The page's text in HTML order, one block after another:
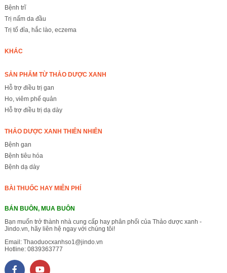
Bệnh trĩ
Trị nấm da đầu
Trị tổ đỉa, hắc lào, eczema
KHÁC
SẢN PHẨM TỪ THẢO DƯỢC XANH
Hỗ trợ điều trị gan
Ho, viêm phế quản
Hỗ trợ điều trị dạ dày
THẢO DƯỢC XANH THIÊN NHIÊN
Bệnh gan
Bệnh tiêu hóa
Bệnh dạ dày
BÀI THUỐC HAY MIỄN PHÍ
BÁN BUÔN, MUA BUÔN
Bạn muốn trở thành nhà cung cấp hay phân phối của Thảo dược xanh -
Jindo.vn, hãy liên hệ ngay với chúng tôi!
Email: Thaoduocxanhso1@jindo.vn
Hotline: 0839363777